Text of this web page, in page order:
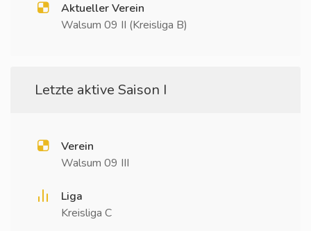
Aktueller Verein
Walsum 09 II (Kreisliga B)
Letzte aktive Saison I
Verein
Walsum 09 III
Liga
Kreisliga C